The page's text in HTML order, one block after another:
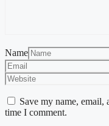
Name
Save my name,
time I comment.